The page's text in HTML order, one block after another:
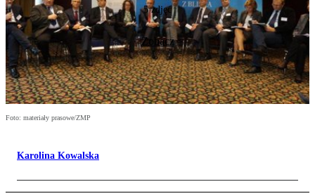
5 zdjęć
Zobacz
Foto: materiały prasowe/ZMP
Karolina Kowalska